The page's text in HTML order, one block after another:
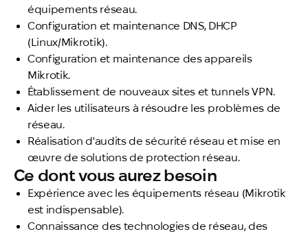
équipements réseau.
Configuration et maintenance DNS, DHCP
(Linux/Mikrotik).
Configuration et maintenance des appareils
Mikrotik.
Établissement de nouveaux sites et tunnels VPN.
Aider les utilisateurs à résoudre les problèmes de
réseau.
Réalisation d'audits de sécurité réseau et mise en
œuvre de solutions de protection réseau.
Ce dont vous aurez besoin
Expérience avec les équipements réseau (Mikrotik
est indispensable).
Connaissance des technologies de réseau, des